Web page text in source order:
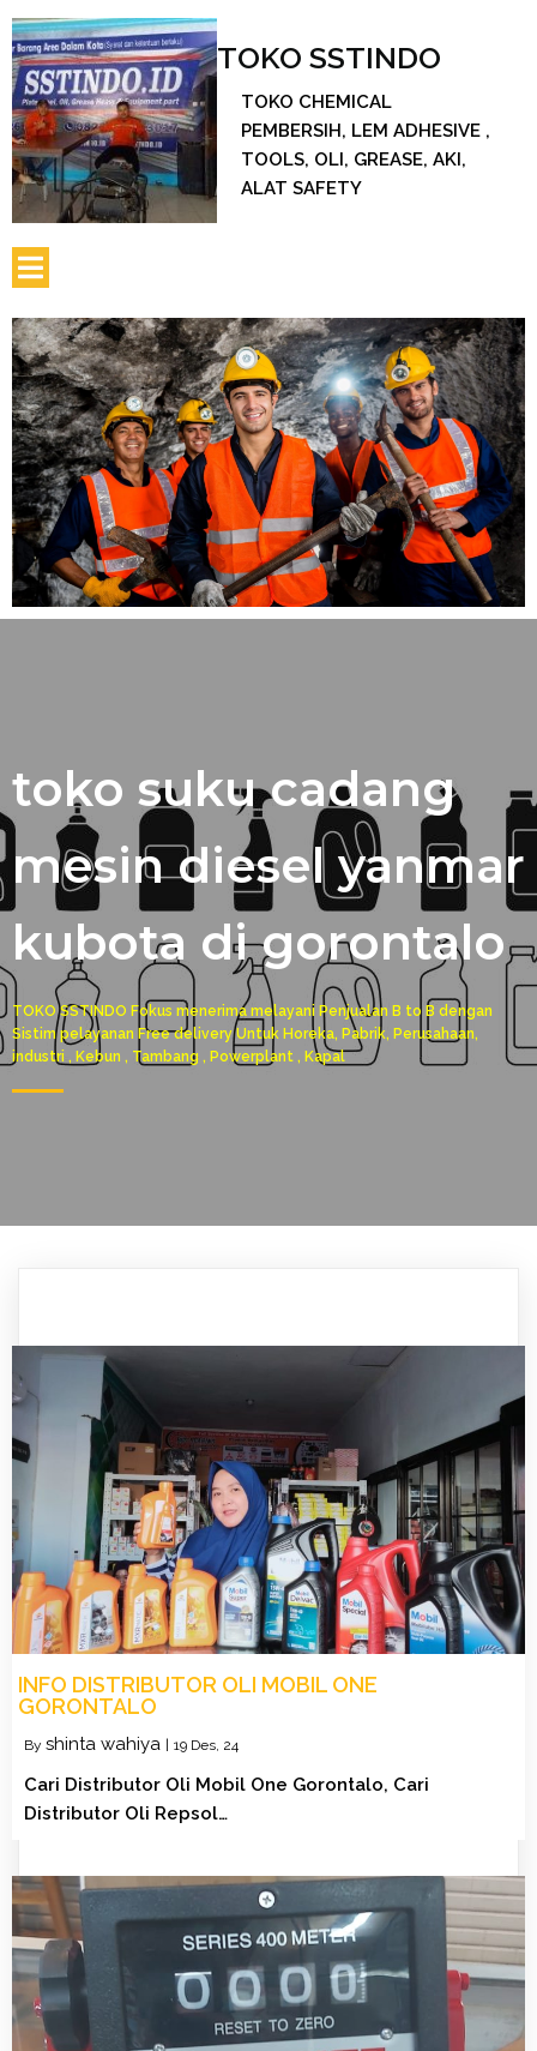
TOKO SSTINDO
TOKO CHEMICAL
PEMBERSIH, LEM ADHESIVE ,
TOOLS, OLI, GREASE, AKI,
ALAT SAFETY
toko suku cadang
mesin diesel yanmar
kubota di gorontalo
TOKO SSTINDO Fokus menerima melayani Penjualan B to B dengan
Sistim pelayanan Free delivery Untuk Horeka, Pabrik, Perusahaan,
industri , Kebun , Tambang , Powerplant , Kapal
INFO DISTRIBUTOR OLI MOBIL ONE
GORONTALO
By shinta wahiya | 19 Des, 24
Cari Distributor Oli Mobil One Gorontalo, Cari
Distributor Oli Repsol…